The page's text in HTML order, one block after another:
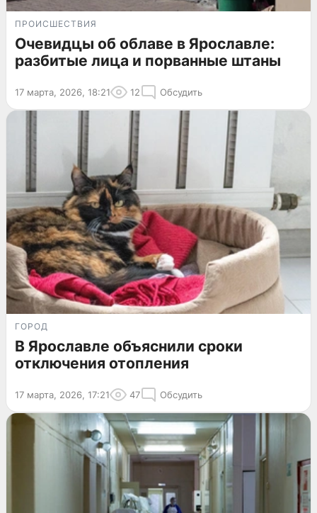
ПРОИСШЕСТВИЯ
Очевидцы об облаве в Ярославле:
разбитые лица и порванные штаны
17 марта, 2026, 18:21 12 Обсудить
ГОРОД
В Ярославле объяснили сроки
отключения отопления
17 марта, 2026, 17:21 47 Обсудить